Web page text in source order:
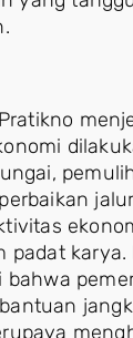
padat
bahwa